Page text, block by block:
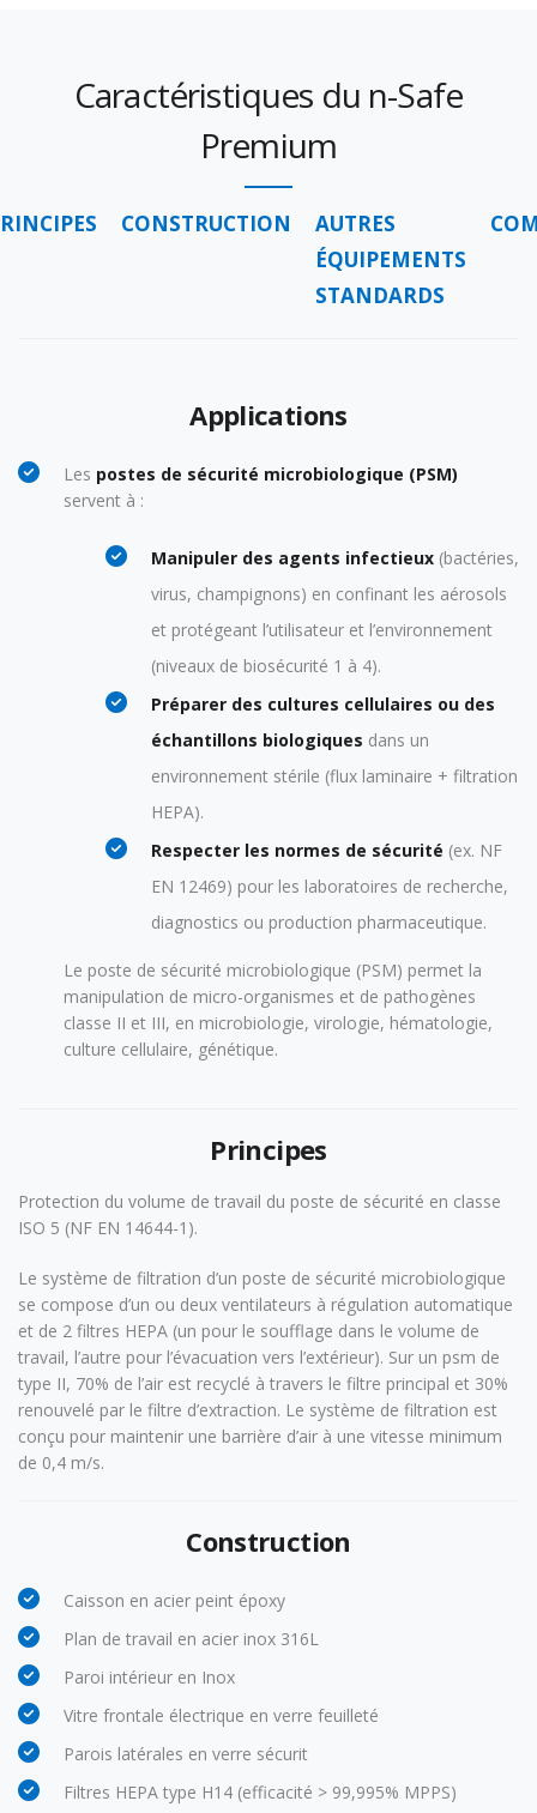
Сaractéristiques du n-Safe
Premium
CONSTRUCTION
AUTRES
ÉQUIPEMENTS
STANDARDS
Applications
Les postes de sécurité microbiologique (PSM)
servent à :
Manipuler des agents infectieux (bactéries,
virus, champignons) en confinant les aérosols
et protégeant l’utilisateur et l’environnement
(niveaux de biosécurité 1 à 4).
Préparer des cultures cellulaires ou des
échantillons biologiques dans un
environnement stérile (flux laminaire + filtration
HEPA).
Respecter les normes de sécurité (ex. NF
EN 12469) pour les laboratoires de recherche,
diagnostics ou production pharmaceutique.
Le poste de sécurité microbiologique (PSM) permet la
manipulation de micro-organismes et de pathogènes
classe II et III, en microbiologie, virologie, hématologie,
culture cellulaire, génétique.
Principes
Protection du volume de travail du poste de sécurité en classe
ISO 5 (NF EN 14644-1).
Le système de filtration d’un poste de sécurité microbiologique
se compose d’un ou deux ventilateurs à régulation automatique
et de 2 filtres HEPA (un pour le soufflage dans le volume de
travail, l’autre pour l’évacuation vers l’extérieur). Sur un psm de
type II, 70% de l’air est recyclé à travers le filtre principal et 30%
renouvelé par le filtre d’extraction. Le système de filtration est
conçu pour maintenir une barrière d’air à une vitesse minimum
de 0,4 m/s.
Construction
Caisson en acier peint époxy
Plan de travail en acier inox 316L
Paroi intérieur en Inox
Vitre frontale électrique en verre feuilleté
Parois latérales en verre sécurit
Filtres HEPA type H14 (efficacité > 99,995% MPPS)